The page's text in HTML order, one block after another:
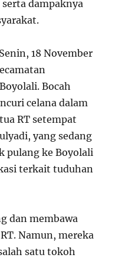
dampaknya
18 November
Bocah
celana dalam
RT setempat
yang sedang
pulang ke Boyolali
terkait tuduhan
dan membawa
Namun, mereka
satu tokoh